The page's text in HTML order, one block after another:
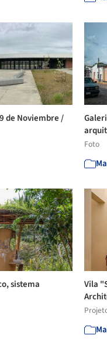
de Noviembre /
Foto
sistema
Vila